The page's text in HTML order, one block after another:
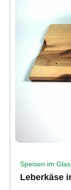
Speisen im Glas
Leberkäse